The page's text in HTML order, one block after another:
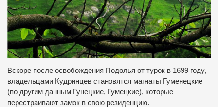
Вскоре после освобождения Подолья от турок в 1699 году,
владельцами Кудринцев становятся магнаты Гуменецкие
(по другим данным Гунецкие, Гумецкие), которые
перестраивают замок в свою резиденцию.